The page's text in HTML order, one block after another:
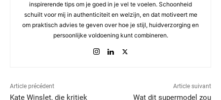
inspirerende tips om je goed in je vel te voelen. Schoonheid
schuilt voor mij in authenticiteit en welzijn, en dat motiveert me
om praktisch advies te geven over hoe je stijl, huidverzorging en
persoonlijke voldoening kunt combineren.
Article précédent
Kate Winslet, die kritiek
Article suivant
Wat dit supermodel zou